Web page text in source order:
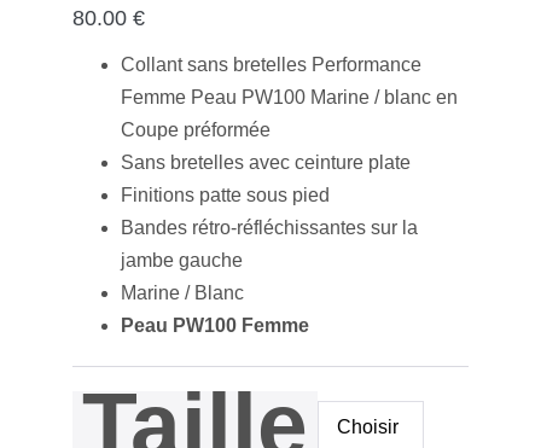
80.00 €
Collant sans bretelles Performance
Femme Peau PW100 Marine / blanc en
Coupe préformée
Sans bretelles avec ceinture plate
Finitions patte sous pied
Bandes rétro-réfléchissantes sur la
jambe gauche
Marine / Blanc
Peau PW100 Femme
Taille